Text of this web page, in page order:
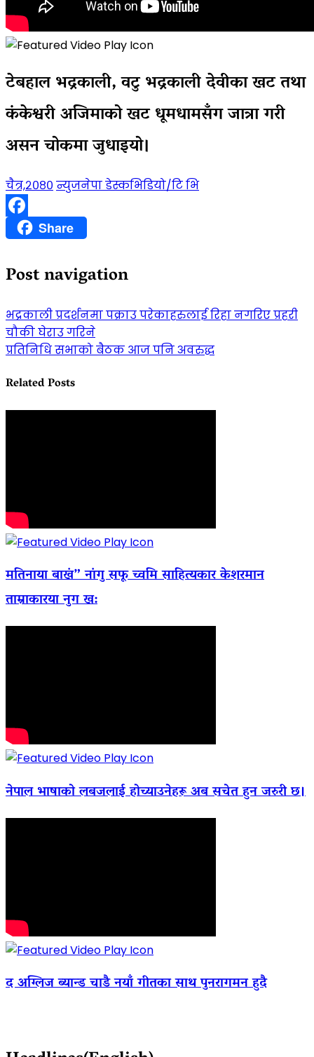
टेबहाल भद्रकाली, वटु भद्रकाली देवीका खट तथा
कंकेश्वरी अजिमाको खट धूमधामसँग जात्रा गरी
असन चोकमा जुधाइयो।
चैत्र,२०८० न्युजनेपा डेस्कभिडियो/टि भि
FacebookShare
Post navigation
भद्रकाली प्रदर्शनमा पक्राउ परेकाहरुलाई रिहा नगरिए प्रहरी
चौकी घेराउ गरिने
प्रतिनिधि सभाको बैठक आज पनि अवरुद्ध
Related Posts
मतिनाया बाखं” नांगु सफू च्वमि साहित्यकार केशरमान
ताम्राकारया नुग ख:
नेपाल भाषाको लबजलाई होच्याउनेहरू अब सचेत हुन जरुरी छ।
द अग्लिज ब्यान्ड चाडै नयाँ गीतका साथ पुनरागमन हुदै